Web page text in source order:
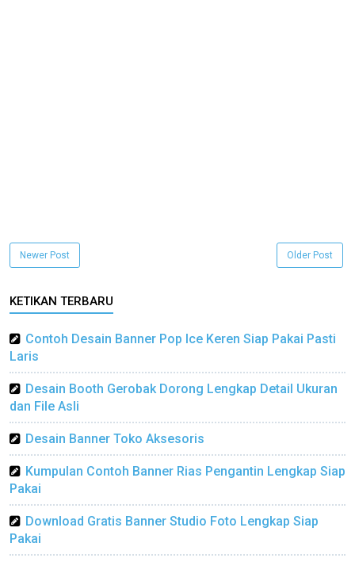
Newer Post Older Post
KETIKAN TERBARU
Contoh Desain Banner Pop Ice Keren Siap Pakai Pasti
Laris
Desain Booth Gerobak Dorong Lengkap Detail Ukuran
dan File Asli
Desain Banner Toko Aksesoris
Kumpulan Contoh Banner Rias Pengantin Lengkap Siap
Pakai
Download Gratis Banner Studio Foto Lengkap Siap
Pakai